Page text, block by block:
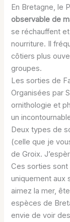
En Bretagne, le
observable de
se réchauffent
nourriture. Il
côtiers plus
groupes.
Les sorties de
Organisées par
ornithologie et
un
Deux types de
(celle que je
de Groix.
Ces sorties
uniquement aux
aimez la mer,
espèces de
envie de voir